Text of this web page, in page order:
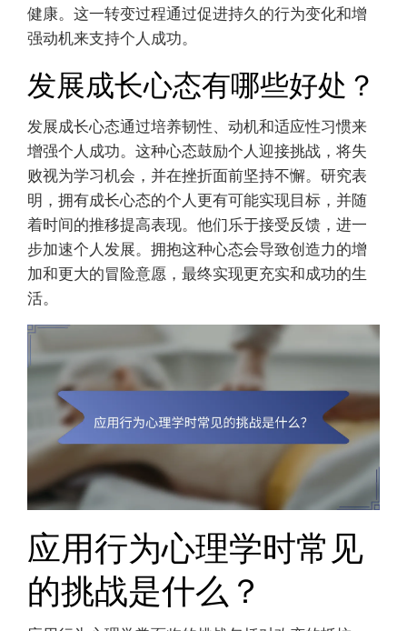
健康。这一转变过程通过促进持久的行为变化和增
强动机来支持个人成功。
发展成长心态有哪些好处？
发展成长心态通过培养韧性、动机和适应性习惯来
增强个人成功。这种心态鼓励个人迎接挑战，将失
败视为学习机会，并在挫折面前坚持不懈。研究表
明，拥有成长心态的个人更有可能实现目标，并随
着时间的推移提高表现。他们乐于接受反馈，进一
步加速个人发展。拥抱这种心态会导致创造力的增
加和更大的冒险意愿，最终实现更充实和成功的生
活。
应用行为心理学时常见
的挑战是什么？